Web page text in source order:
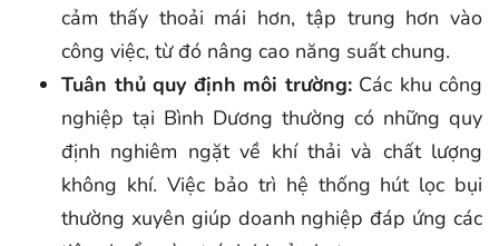
cảm thấy thoải mái hơn, tập trung hơn vào
công việc, từ đó nâng cao năng suất chung.
Tuân thủ quy định môi trường:Các khu công
nghiệp tại Bình Dương thường có những quy
định nghiêm ngặt về khí thải và chất lượng
không khí. Việc bảo trì hệ thống hút lọc bụi
thường xuyên giúp doanh nghiệp đáp ứng các